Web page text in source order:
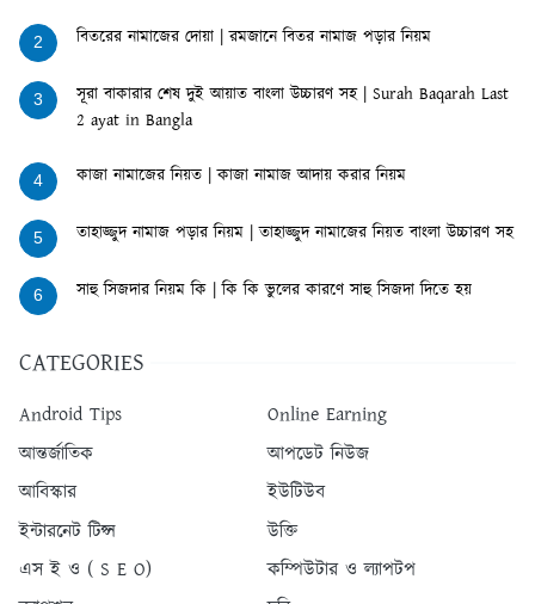
2 বিতরের নামাজের দোয়া | রমজানে বিতর নামাজ পড়ার নিয়ম
3
সূরা বাকারার শেষ দুই আয়াত বাংলা উচ্চারণ সহ | Surah Baqarah Last
2 ayat in Bangla
4 কাজা নামাজের নিয়ত | কাজা নামাজ আদায় করার নিয়ম
5 তাহাজ্জুদ নামাজ পড়ার নিয়ম | তাহাজ্জুদ নামাজের নিয়ত বাংলা উচ্চারণ সহ
6 সাহু সিজদার নিয়ম কি | কি কি ভুলের কারণে সাহু সিজদা দিতে হয়
CATEGORIES
Android Tips
Online Earning
আন্তর্জাতিক
আপডেট নিউজ
আবিস্কার
ইউটিউব
ইন্টারনেট টিপ্স
উক্তি
এস ই ও ( S E O)
কম্পিউটার ও ল্যাপটপ